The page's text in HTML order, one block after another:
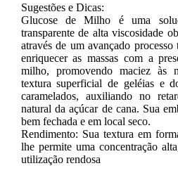
Sugestões e Dicas:
Glucose de Milho é uma
transparente de alta viscosidade
através de um avançado
enriquecer as massas com a
milho, promovendo maciez às
textura superficial de geléias e
caramelados, auxiliando no
natural da açúcar de cana. Sua
bem fechada e em local seco.
Rendimento: Sua textura em
lhe permite uma concentração
utilização rendosa